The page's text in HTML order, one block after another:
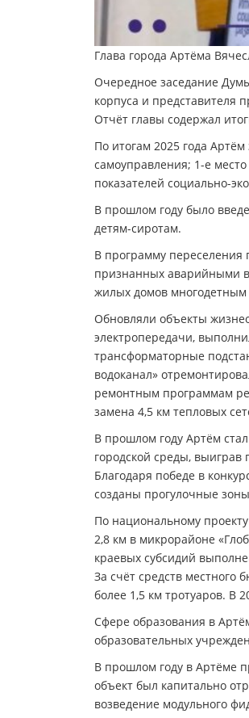
Глава города Артёма
Очередное заседание
корпуса и представителя
Отчёт главы содержал
По итогам 2025 года
самоуправления; 1-е
показателей социально-
В прошлом году было
детям-сиротам.
В программу
признанных аварийными в
жилых домов многодетным
Обновляли объекты
электропередачи,
трансформаторные
водоканал»
ремонтным программам
замена 4,5 км тепловых
В прошлом году Артём
городской среды,
Благодаря победе в
созданы прогулочные
По национальному
2,8 км в микрорайоне
краевых субсидий
За счёт средств местного
более 1,5 км тротуаров. В
Сфере образования в
образовательных
В прошлом году в Артёме
объект был капитально
возведение модульного